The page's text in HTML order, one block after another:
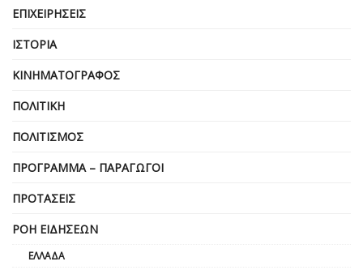
ΕΠΙΧΕΙΡΗΣΕΙΣ
ΙΣΤΟΡΊΑ
ΚΙΝΗΜΑΤΟΓΡΆΦΟΣ
ΠΟΛΙΤΙΚΉ
ΠΟΛΙΤΙΣΜΌΣ
ΠΡΌΓΡΑΜΜΑ – ΠΑΡΑΓΩΓΟΊ
ΠΡΟΤΆΣΕΙΣ
ΡΟΉ ΕΙΔΉΣΕΩΝ
ΕΛΛΆΔΑ